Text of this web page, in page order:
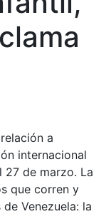
a
internacional
27 de marzo. La
que corren y
Venezuela: la